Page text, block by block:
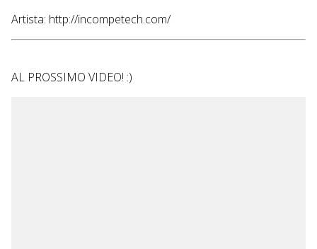
Artista: http://incompetech.com/
AL PROSSIMO VIDEO! :)